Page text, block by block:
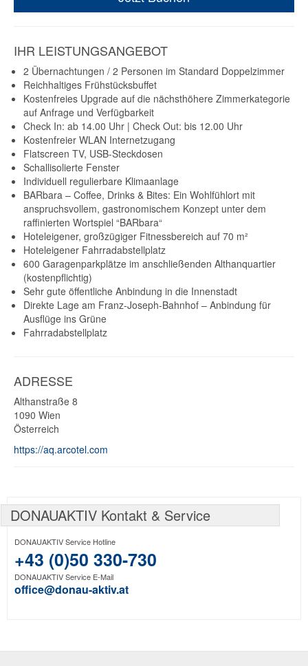
IHR LEISTUNGSANGEBOT
2 Übernachtungen / 2 Personen im Standard Doppelzimmer
Reichhaltiges Frühstücksbuffet
Kostenfreies Upgrade auf die nächsthöhere Zimmerkategorie
auf Anfrage und Verfügbarkeit
Check In: ab 14.00 Uhr | Check Out: bis 12.00 Uhr
Kostenfreier WLAN Internetzugang
Flatscreen TV, USB-Steckdosen
Schallisolierte Fenster
Individuell regulierbare Klimaanlage
BARbara – Coffee, Drinks & Bites: Ein Wohlfühlort mit
anspruchsvollem, gastronomischem Konzept unter dem
raffinierten Wortspiel “BARbara“
Hoteleigener, großzügiger Fitnessbereich auf 70 m²
Hoteleigener Fahrradabstellplatz
600 Garagenparkplätze im anschließenden Althanquartier
(kostenpflichtig)
Sehr gute öffentliche Anbindung in die Innenstadt
Direkte Lage am Franz-Joseph-Bahnhof – Anbindung für
Ausflüge ins Grüne
Fahrradabstellplatz
ADRESSE
Althanstraße 8
1090 Wien
Österreich
https://aq.arcotel.com
DONAUAKTIV Kontakt & Service
DONAUAKTIV Service Hotline
+43 (0)50 330-730
DONAUAKTIV Service E-Mail
office@donau-aktiv.at